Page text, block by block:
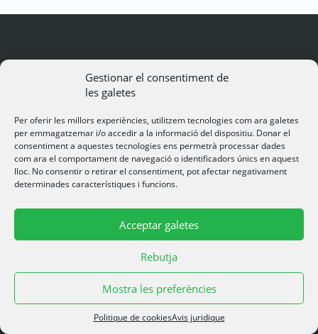
Gestionar el consentiment de
les galetes
Per oferir les millors experiències, utilitzem tecnologies com ara galetes
per emmagatzemar i/o accedir a la informació del dispositiu. Donar el
consentiment a aquestes tecnologies ens permetrà processar dades
com ara el comportament de navegació o identificadors únics en aquest
lloc. No consentir o retirar el consentiment, pot afectar negativament
determinades característiques i funcions.
Acceptar galetes
Rebutja
Mostra les preferències
Politique de cookiesAvis juridique
Camping La Vall
est un complexe touristique de
montagne, tranquille et familier, situé à
l'extérieur de Taradell (Osona), dans
une belle vallée où l'on a maintenu un
environnement naturel, où vous
pourrez observer un lac où s'arrêtent
les oiseaux migrateurs. Vous pourrez
profiter de la nature dans un
environnement inoubliable.
Contactez-nous
lavallpark@campinglavallpark.cat